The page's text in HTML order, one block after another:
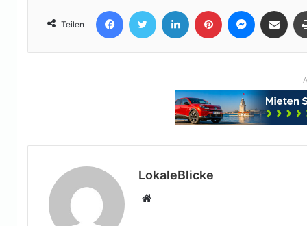
Teilen
FacebookTwitter LinkedIn Pinterest Messenger
Teile per E-Mail
LokaleBlicke
Webseite